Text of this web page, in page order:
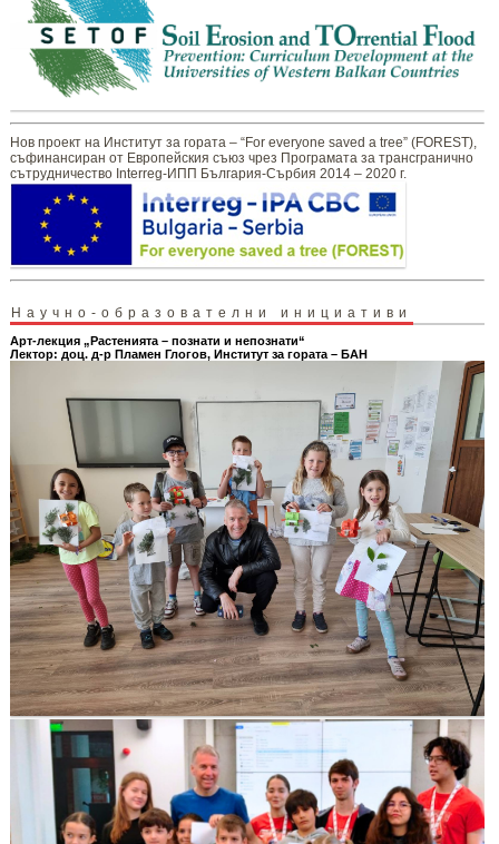
Нов проект на Институт за гората – “For everyone saved a tree” (FOREST),
съфинансиран от Европейския съюз чрез Програмата за трансгранично
сътрудничество Interreg-ИПП България-Сърбия 2014 – 2020 г.
Научно-образователни инициативи
Арт-лекция „Растенията – познати и непознати“
Лектор: доц. д-р Пламен Глогов, Институт за гората – БАН